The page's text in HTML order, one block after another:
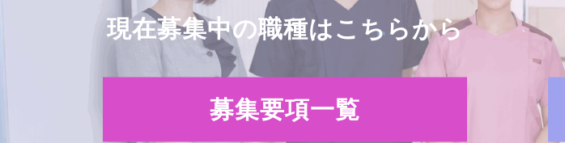
現在募集中の職種はこちらから
募集要項一覧